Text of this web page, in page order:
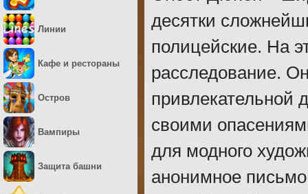
десятки
полицейские. На
расследование.
привлекательной
своими
для модного
анонимное
Линии
Кафе и рестораны
Остров
Вампиры
Защита башни